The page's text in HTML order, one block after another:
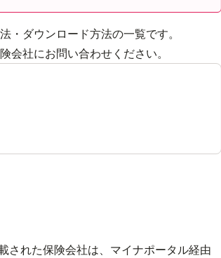
・ダウンロード方法の一覧です。
会社にお問い合わせください。
された保険会社は、マイナポータル経由